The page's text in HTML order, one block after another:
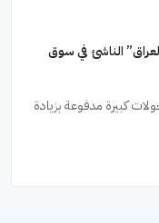
الناشئ في سوق
كبيرة مدفوعة بزيادة